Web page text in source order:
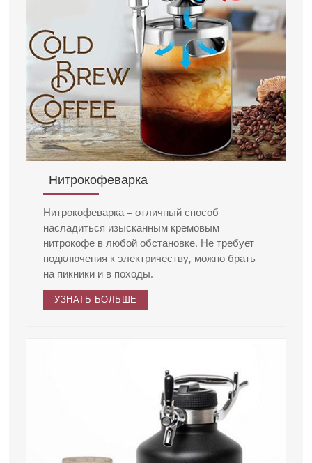
Нитрокофеварка
Нитрокофеварка – отличный способ
насладиться изысканным кремовым
нитрокофе в любой обстановке. Не требует
подключения к электричеству, можно брать
на пикники и в походы.
УЗНАТЬ БОЛЬШЕ